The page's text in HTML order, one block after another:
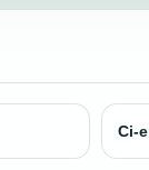
Ci-